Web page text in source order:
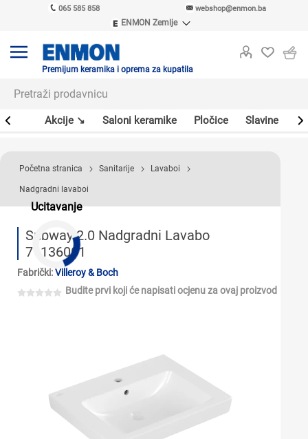
065 585 858 webshop@enmon.ba
ENMON Zemlje
ENMON MKD
Premijum keramika i oprema za kupatila
Akcije ↘ Saloni keramike Pločice Slavine
Ucitavanje
Početna stranica Sanitarije Lavaboi
Nadgradni lavaboi
Subway 2.0 Nadgradni Lavabo
71136001
Fabrički:Villeroy & Boch
Budite prvi koji će napisati ocjenu za ovaj proizvod